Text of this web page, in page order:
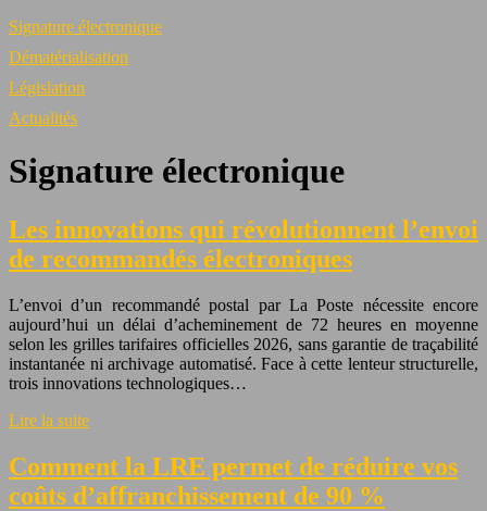
Signature électronique
Dématérialisation
Législation
Actualités
Signature électronique
Les innovations qui révolutionnent l’envoi
de recommandés électroniques
L’envoi d’un recommandé postal par La Poste nécessite encore
aujourd’hui un délai d’acheminement de 72 heures en moyenne
selon les grilles tarifaires officielles 2026, sans garantie de traçabilité
instantanée ni archivage automatisé. Face à cette lenteur structurelle,
trois innovations technologiques…
Lire la suite
Comment la LRE permet de réduire vos
coûts d’affranchissement de 90 %